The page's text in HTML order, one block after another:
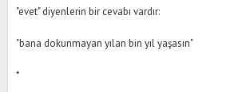
"evet" diyenlerin bir cevabı vardır:
"bana dokunmayan yılan bin yıl yaşasın"
*